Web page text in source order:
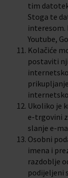
tim
Stoga te
interesom.
Youtube,
Kolačiće
postaviti
Ukoliko je
e-trgovini
slanje e-
Osobni
imena i
razdoblje
podijeljeni